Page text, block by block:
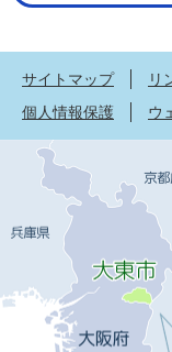
サイトマップ
リ
個人情報保護
ウ